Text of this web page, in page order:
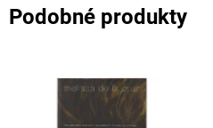
Podobné produkty